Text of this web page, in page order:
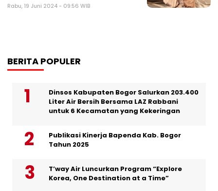
Rabu, 19 Juni 2024 - 09:56 WIB
BERITA POPULER
Dinsos Kabupaten Bogor Salurkan 203.400
Liter Air Bersih Bersama LAZ Rabbani
untuk 6 Kecamatan yang Kekeringan
Publikasi Kinerja Bapenda Kab. Bogor
Tahun 2025
T’way Air Luncurkan Program “Explore
Korea, One Destination at a Time”